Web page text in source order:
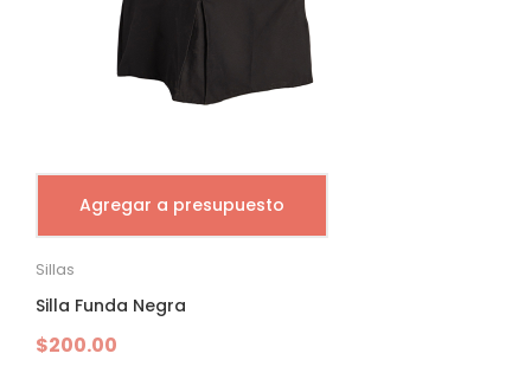
Agregar a presupuesto
Sillas
Silla Funda Negra
$200.00